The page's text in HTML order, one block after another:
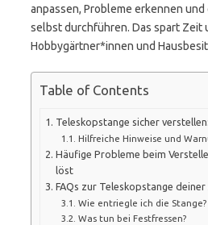
anpassen, Probleme erkennen
selbst durchführen. Das spart Zeit
Hobbygärtner*innen und
Table of Contents
Teleskopstange sicher
Hilfreiche Hinweise und
Häufige Probleme beim
löst
FAQs zur Teleskopstange deiner
Wie entriegle ich die Stange?
Was tun bei Festfressen?